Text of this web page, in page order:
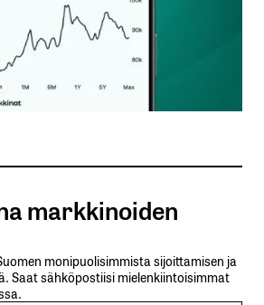
uutiskirje
markkinoiden
monipuolisimmista sijoittamisen ja
Saat sähköpostiisi mielenkiintoisimmat